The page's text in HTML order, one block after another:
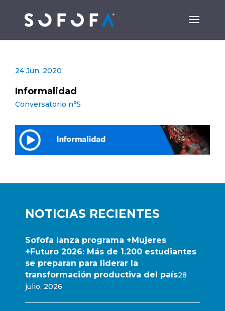
NOTICIAS RECIENTES
Sofofa lanza programa +Mujeres
+Futuro 2026: Más de 1.200 estudiantes
se preparan para liderar la
transformación productiva del país28
julio, 2026
24 Jun, 2020
Informalidad
Conversatorio n°5